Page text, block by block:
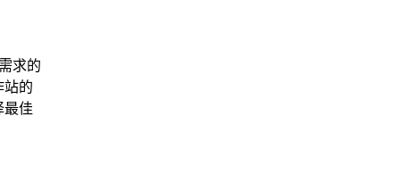
求的
的
佳